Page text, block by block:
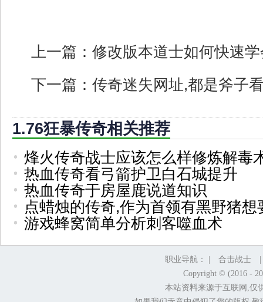
上一篇： 修改版本道士如何快速
下一篇： 传奇迷失网址,都是斧子
1.76狂暴传奇相关推荐
烽火传奇战士应该怎么样修炼解毒
热血传奇看弓箭护卫白石城提升
热血传奇于房屋鹿说道知识
点蜡烛的传奇,作为首领有黑野猪想
游戏蜂窝简单分析刺客噬血术
职业导航： | 合击战士
Copyright © (2016 -
本站资料来源于互联网,仅